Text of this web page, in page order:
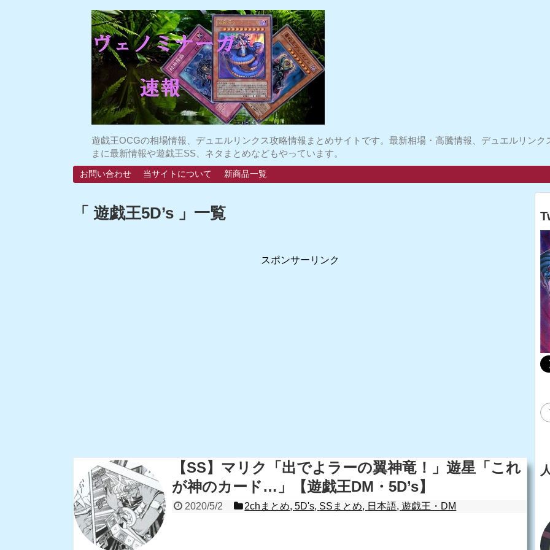
遊戯王OCGの相場情報、デュエルリンクス攻略情報まとめサイトです。最新相場・高騰情報、デュエルリン
まに最新情報や遊戯王SS、ネタまとめなどもやっています。
お問い合わせ 当サイトについて 新商品一覧
「 遊戯王5D’s 」一覧
スポンサーリンク
【SS】マリク「出でよラーの翼神竜！」遊星「これ
が神のカード…」【遊戯王DM・5D’s】
2020/5/2 2chまとめ,5D's, SSまとめ, 日本語,遊戯王・DM